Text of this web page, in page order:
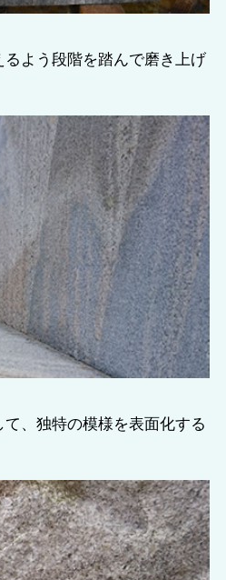
よう段階を踏んで磨き上げ
、独特の模様を表面化する